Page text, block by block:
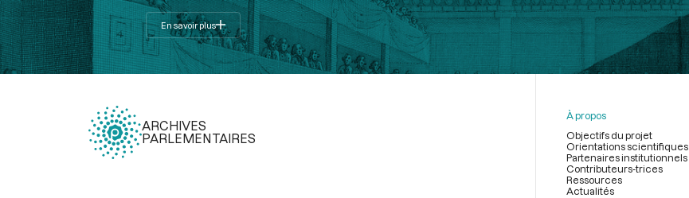
En savoir plus
ARCHIVES
PARLEMENTAIRES
À propos
Objectifs du projet
Orientations scientifiques
Partenaires institutionnels
Contributeurs-trices
Ressources
Actualités